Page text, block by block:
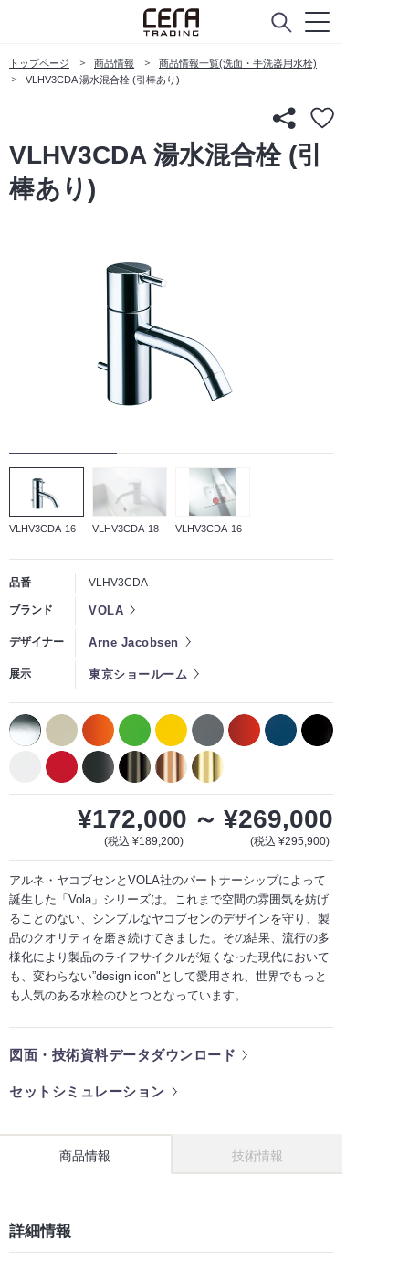
トップページ 商品情報
商品情報一覧(洗面・手洗器用水栓)
VLHV3CDA 湯水混合栓 (引棒あり)
VLHV3CDA 湯水混合栓 (引
棒あり)
VLHV3CDA-16 VLHV3CDA-18 VLHV3CDA-16
品番 VLHV3CDA
ブランド VOLA
デザイナー Arne Jacobsen
展示 東京ショールーム
¥172,000
(税込 ¥189,200)
～ ¥269,000
(税込 ¥295,900)
アルネ・ヤコブセンとVOLA社のパートナーシップによって
誕生した「Vola」シリーズは。これまで空間の雰囲気を妨げ
ることのない、シンプルなヤコブセンのデザインを守り、製
品のクオリティを磨き続けてきました。その結果、流行の多
様化により製品のライフサイクルが短くなった現代において
も、変わらない”design icon"として愛用され、世界でもっと
も人気のある水栓のひとつとなっています。
図面・技術資料データダウンロード
セットシミュレーション
商品情報 技術情報
詳細情報